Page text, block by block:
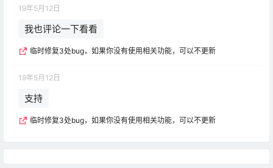
19年5月12日
我也评论一下看看
临时修复3处bug，如果你没有使用相关功能，可以不更新
19年5月12日
支持
临时修复3处bug，如果你没有使用相关功能，可以不更新